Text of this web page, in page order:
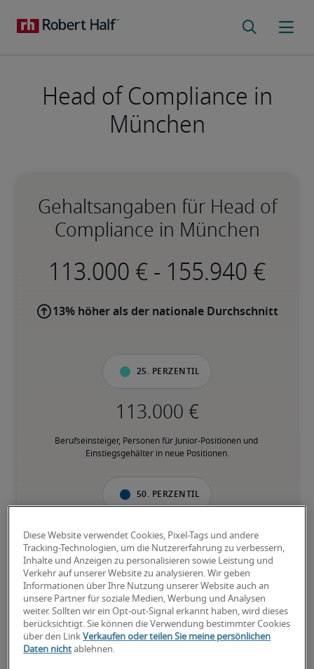
Head of Compliance in
München
Gehaltsangaben für Head of
Compliance in München
-
13% höher als der nationale Durchschnitt
25. Perzentil
Berufseinsteiger, Personen für Junior-Positionen und
Einstiegsgehälter in neue Positionen.
50. Perzentil
Personen mit fundierter Berufserfahrung in der jeweiligen
Position, und verfügen über den Großteil der geforderten
Fähigkeiten.
75. Perzentil
Diese Website verwendet Cookies, Pixel-Tags und andere
Tracking-Technologien, um die Nutzererfahrung zu verbessern,
Inhalte und Anzeigen zu personalisieren sowie Leistung und
Verkehr auf unserer Website zu analysieren. Wir geben
Informationen über Ihre Nutzung unserer Website auch an
unsere Partner für soziale Medien, Werbung und Analysen
weiter. Sollten wir ein Opt-out-Signal erkannt haben, wird dieses
berücksichtigt. Sie können die Verwendung bestimmter Cookies
über den LinkVerkaufen oder teilen Sie meine persönlichen
Daten nicht ablehnen.